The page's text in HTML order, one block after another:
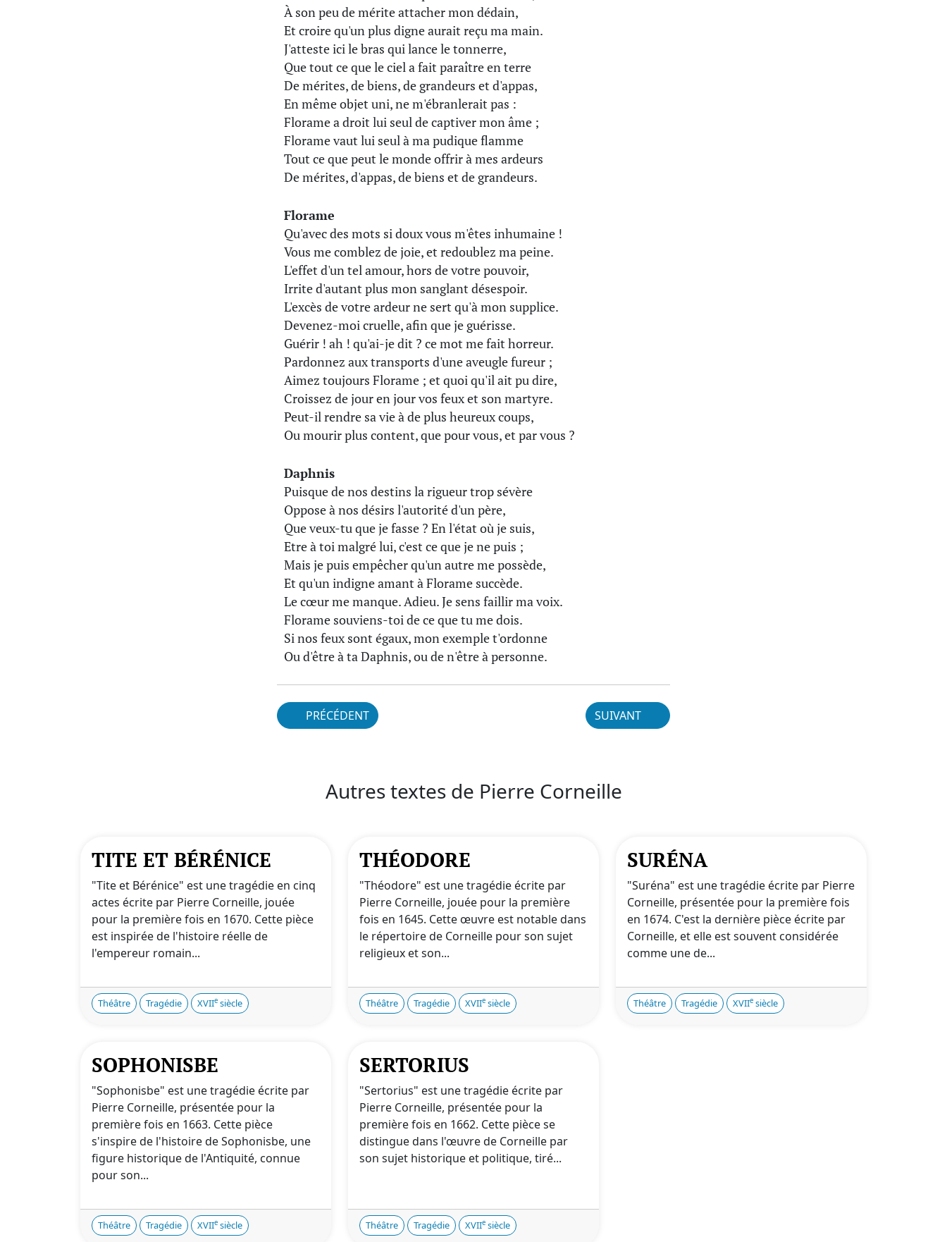
À son peu de mérite attacher mon dédain,
Et croire qu'un plus digne aurait reçu ma main.
J'atteste ici le bras qui lance le tonnerre,
Que tout ce que le ciel a fait paraître en terre
De mérites, de biens, de grandeurs et d'appas,
En même objet uni, ne m'ébranlerait pas :
Florame a droit lui seul de captiver mon âme ;
Florame vaut lui seul à ma pudique flamme
Tout ce que peut le monde offrir à mes ardeurs
De mérites, d'appas, de biens et de grandeurs.
Florame
Qu'avec des mots si doux vous m'êtes inhumaine !
Vous me comblez de joie, et redoublez ma peine.
L'effet d'un tel amour, hors de votre pouvoir,
Irrite d'autant plus mon sanglant désespoir.
L'excès de votre ardeur ne sert qu'à mon supplice.
Devenez-moi cruelle, afin que je guérisse.
Guérir ! ah ! qu'ai-je dit ? ce mot me fait horreur.
Pardonnez aux transports d'une aveugle fureur ;
Aimez toujours Florame ; et quoi qu'il ait pu dire,
Croissez de jour en jour vos feux et son martyre.
Peut-il rendre sa vie à de plus heureux coups,
Ou mourir plus content, que pour vous, et par vous ?
Daphnis
Puisque de nos destins la rigueur trop sévère
Oppose à nos désirs l'autorité d'un père,
Que veux-tu que je fasse ? En l'état où je suis,
Etre à toi malgré lui, c'est ce que je ne puis ;
Mais je puis empêcher qu'un autre me possède,
Et qu'un indigne amant à Florame succède.
Le cœur me manque. Adieu. Je sens faillir ma voix.
Florame souviens-toi de ce que tu me dois.
Si nos feux sont égaux, mon exemple t'ordonne
Ou d'être à ta Daphnis, ou de n'être à personne.
PRÉCÉDENT SUIVANT
Autres textes de Pierre Corneille
TITE ET BÉRÉNICE
"Tite et Bérénice" est une tragédie en cinq
actes écrite par Pierre Corneille, jouée
pour la première fois en 1670. Cette pièce
est inspirée de l'histoire réelle de
l'empereur romain...
Théâtre Tragédie XVIIe siècle
THÉODORE
"Théodore" est une tragédie écrite par
Pierre Corneille, jouée pour la première
fois en 1645. Cette œuvre est notable dans
le répertoire de Corneille pour son sujet
religieux et son...
Théâtre Tragédie XVIIe siècle
SURÉNA
"Suréna" est une tragédie écrite par Pierre
Corneille, présentée pour la première fois
en 1674. C'est la dernière pièce écrite par
Corneille, et elle est souvent considérée
comme une de...
Théâtre Tragédie XVIIe siècle
SOPHONISBE
"Sophonisbe" est une tragédie écrite par
Pierre Corneille, présentée pour la
première fois en 1663. Cette pièce
s'inspire de l'histoire de Sophonisbe, une
figure historique de l'Antiquité, connue
pour son...
Théâtre Tragédie XVIIe siècle
SERTORIUS
"Sertorius" est une tragédie écrite par
Pierre Corneille, présentée pour la
première fois en 1662. Cette pièce se
distingue dans l'œuvre de Corneille par
son sujet historique et politique, tiré...
Théâtre Tragédie XVIIe siècle